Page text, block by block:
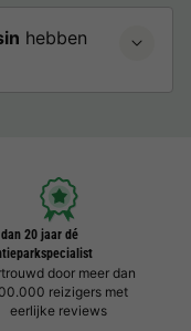
hebben
20 jaar dé
door meer dan
reizigers met
eerlijke reviews